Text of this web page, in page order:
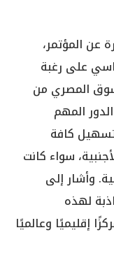
عن المؤتمر،
على رغبة
المصري من
المهم
كافة
سواء كانت
وأشار إلى
لهذه
إقليميًا وعالميًا